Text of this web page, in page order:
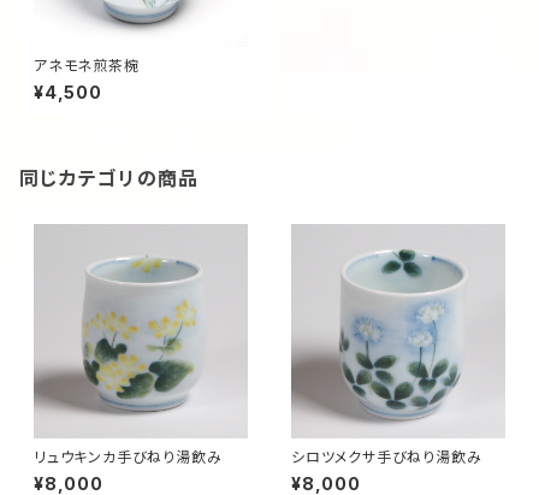
アネモネ煎茶椀
¥4,500
同じカテゴリの商品
リュウキンカ手びねり湯飲み
¥8,000
シロツメクサ手びねり湯飲み
¥8,000